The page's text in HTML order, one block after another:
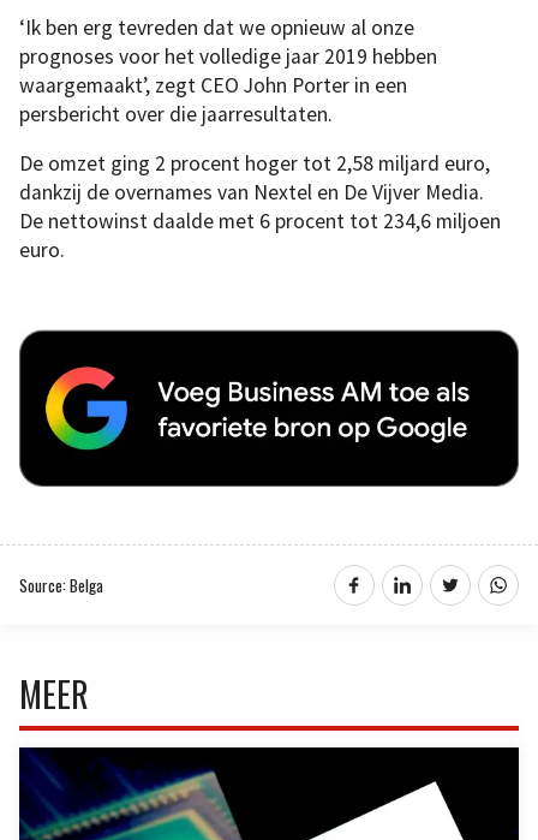
‘Ik ben erg tevreden dat we opnieuw al onze
prognoses voor het volledige jaar 2019 hebben
waargemaakt’, zegt CEO John Porter in een
persbericht over die jaarresultaten.
De omzet ging 2 procent hoger tot 2,58 miljard euro,
dankzij de overnames van Nextel en De Vijver Media.
De nettowinst daalde met 6 procent tot 234,6 miljoen
euro.
Source: Belga
MEER